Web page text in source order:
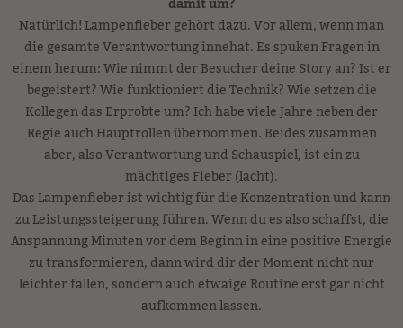
Natürlich! Lampenfieber gehört dazu. Vor allem, wenn man
die gesamte Verantwortung innehat. Es spuken Fragen in
einem herum: Wie nimmt der Besucher deine Story an? Ist er
begeistert? Wie funktioniert die Technik? Wie setzen die
Kollegen das Erprobte um? Ich habe viele Jahre neben der
Regie auch Hauptrollen übernommen. Beides zusammen
aber, also Verantwortung und Schauspiel, ist ein zu
mächtiges Fieber (lacht).
Das Lampenfieber ist wichtig für die Konzentration und kann
zu Leistungssteigerung führen. Wenn du es also schaffst, die
Anspannung Minuten vor dem Beginn in eine positive Energie
zu transformieren, dann wird dir der Moment nicht nur
leichter fallen, sondern auch etwaige Routine erst gar nicht
aufkommen lassen.